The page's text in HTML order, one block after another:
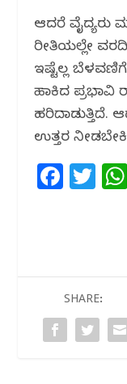
ಆದರೆ ವೈದ್ಯರು
ರೀತಿಯಲ್ಲೇ
ಇಷ್ಟೆಲ್ಲ ಬೆಳವಣಿಗೆ
ಹಾಕಿದ ಪ್ರಭಾವಿ
ಹರಿದಾಡುತ್ತಿದೆ.
ಉತ್ತರ
F
b
o
T
r
SHARE: